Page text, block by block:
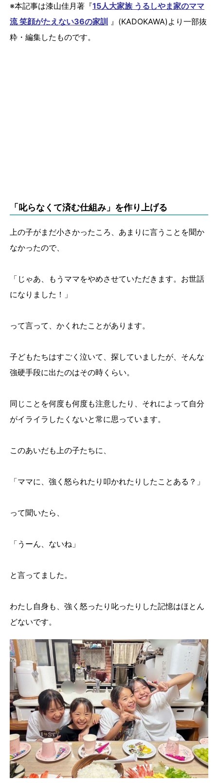
※本記事は漆山佳月著『15人大家族 うるしやま家のママ
流 笑顔がたえない36の家訓 』(KADOKAWA)より一部抜
粋・編集したものです。
「叱らなくて済む仕組み」を作り上げる
上の子がまだ小さかったころ、あまりに言うことを聞か
なかったので、
「じゃあ、もうママをやめさせていただきます。お世話
になりました！」
って言って、かくれたことがあります。
子どもたちはすごく泣いて、探していましたが、そんな
強硬手段に出たのはその時くらい。
同じことを何度も何度も注意したり、それによって自分
がイライラしたくないと常に思っています。
このあいだも上の子たちに、
「ママに、強く怒られたり叩かれたりしたことある？」
って聞いたら、
「うーん、ないね」
と言ってました。
わたし自身も、強く怒ったり叱ったりした記憶はほとん
どないです。